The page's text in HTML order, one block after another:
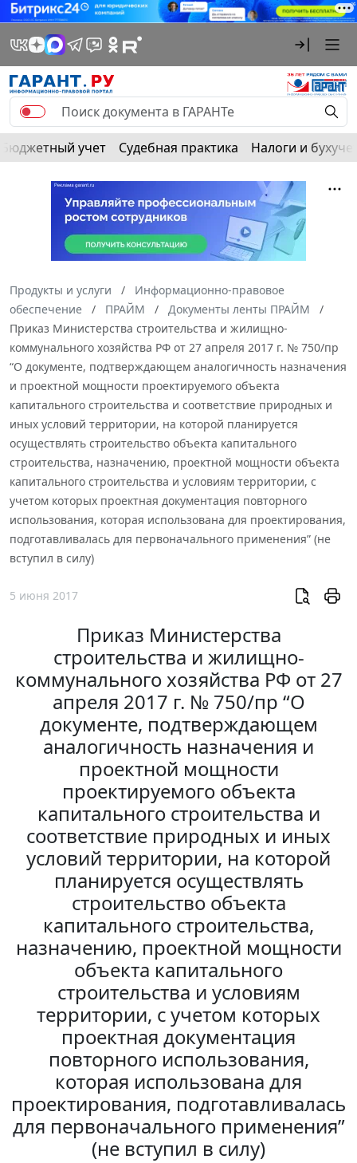
Бюджетный учет Судебная практика Налоги и
Продукты и услуги
Информационно-правовое
обеспечение
ПРАЙМ
Документы ленты ПРАЙМ
Приказ Министерства строительства и жилищно-
коммунального хозяйства РФ от 27 апреля 2017 г. № 750/пр
“О документе, подтверждающем аналогичность назначения
и проектной мощности проектируемого объекта
капитального строительства и соответствие природных и
иных условий территории, на которой планируется
осуществлять строительство объекта капитального
строительства, назначению, проектной мощности объекта
капитального строительства и условиям территории, с
учетом которых проектная документация повторного
использования, которая использована для проектирования,
подготавливалась для первоначального применения” (не
вступил в силу)
5 июня 2017
Приказ Министерства
строительства и жилищно-
коммунального хозяйства РФ от 27
апреля 2017 г. № 750/пр “О
документе, подтверждающем
аналогичность назначения и
проектной мощности
проектируемого объекта
капитального строительства и
соответствие природных и иных
условий территории, на которой
планируется осуществлять
строительство объекта
капитального строительства,
назначению, проектной мощности
объекта капитального
строительства и условиям
территории, с учетом которых
проектная документация
повторного использования,
которая использована для
проектирования, подготавливалась
для первоначального применения”
(не вступил в силу)